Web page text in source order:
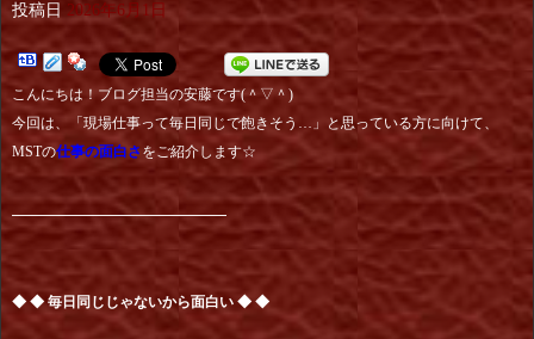
投稿日 2026年6月1日
こんにちは！ブログ担当の安藤です(＾▽＾)
今回は、「現場仕事って毎日同じで飽きそう…」と思っている方に向けて、
MSTの仕事の面白さ をご紹介します☆
━━━━━━━━━━━━━━━
◆ ◆ 毎日同じじゃないから面白い ◆ ◆